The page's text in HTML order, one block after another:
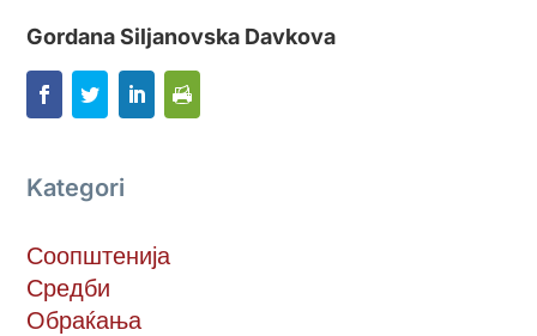
Gordana Siljanovska Davkova
Kategori
Соопштенија
Средби
Обраќања